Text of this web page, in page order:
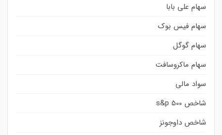
سهام علی بابا
سهام فیس بوک
سهام گوگل
سهام ماکروسافت
سواد مالی
شاخص s&p 500
شاخص داوجونز